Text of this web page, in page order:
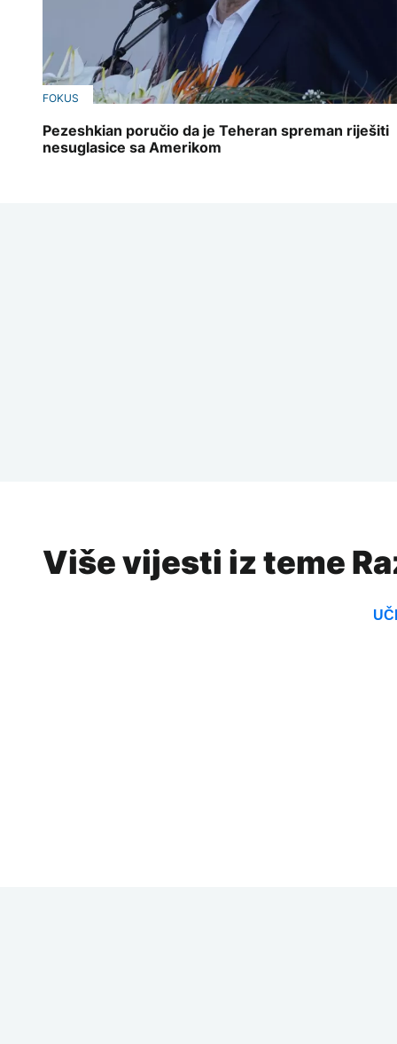
FOKUS
Pezeshkian poručio da je Teheran spreman riješiti
nesuglasice sa Amerikom
Više vijesti iz teme